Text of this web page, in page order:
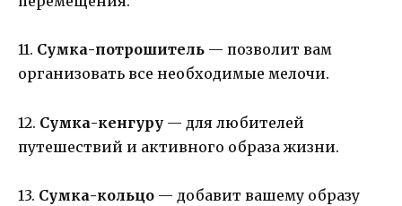
11. Сумка-потрошитель — позволит вам
организовать все необходимые мелочи.
12. Сумка-кенгуру — для любителей
путешествий и активного образа жизни.
13. Сумка-кольцо — добавит вашему образу